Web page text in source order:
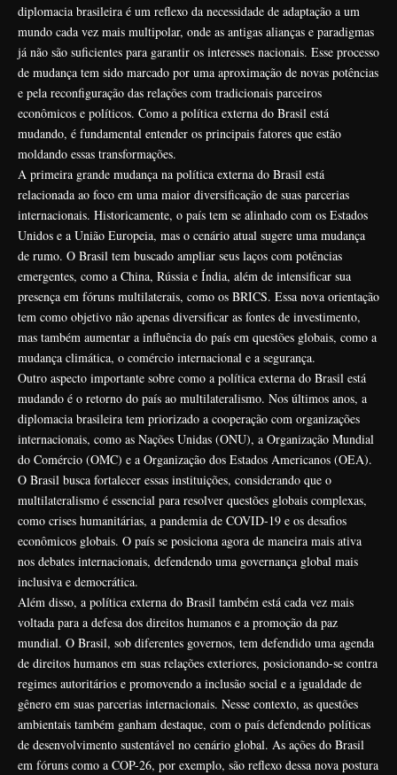
diplomacia brasileira é um reflexo da necessidade de adaptação a um
mundo cada vez mais multipolar, onde as antigas alianças e paradigmas
já não são suficientes para garantir os interesses nacionais. Esse processo
de mudança tem sido marcado por uma aproximação de novas potências
e pela reconfiguração das relações com tradicionais parceiros
econômicos e políticos. Como a política externa do Brasil está
mudando, é fundamental entender os principais fatores que estão
moldando essas transformações.
A primeira grande mudança na política externa do Brasil está
relacionada ao foco em uma maior diversificação de suas parcerias
internacionais. Historicamente, o país tem se alinhado com os Estados
Unidos e a União Europeia, mas o cenário atual sugere uma mudança
de rumo. O Brasil tem buscado ampliar seus laços com potências
emergentes, como a China, Rússia e Índia, além de intensificar sua
presença em fóruns multilaterais, como os BRICS. Essa nova orientação
tem como objetivo não apenas diversificar as fontes de investimento,
mas também aumentar a influência do país em questões globais, como a
mudança climática, o comércio internacional e a segurança.
Outro aspecto importante sobre como a política externa do Brasil está
mudando é o retorno do país ao multilateralismo. Nos últimos anos, a
diplomacia brasileira tem priorizado a cooperação com organizações
internacionais, como as Nações Unidas (ONU), a Organização Mundial
do Comércio (OMC) e a Organização dos Estados Americanos (OEA).
O Brasil busca fortalecer essas instituições, considerando que o
multilateralismo é essencial para resolver questões globais complexas,
como crises humanitárias, a pandemia de COVID-19 e os desafios
econômicos globais. O país se posiciona agora de maneira mais ativa
nos debates internacionais, defendendo uma governança global mais
inclusiva e democrática.
Além disso, a política externa do Brasil também está cada vez mais
voltada para a defesa dos direitos humanos e a promoção da paz
mundial. O Brasil, sob diferentes governos, tem defendido uma agenda
de direitos humanos em suas relações exteriores, posicionando-se contra
regimes autoritários e promovendo a inclusão social e a igualdade de
gênero em suas parcerias internacionais. Nesse contexto, as questões
ambientais também ganham destaque, com o país defendendo políticas
de desenvolvimento sustentável no cenário global. As ações do Brasil
em fóruns como a COP-26, por exemplo, são reflexo dessa nova postura